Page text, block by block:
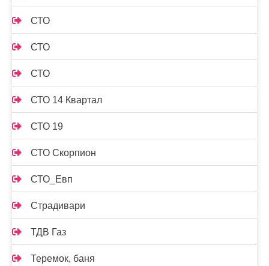
СТО
СТО
СТО
СТО 14 Квартал
СТО 19
СТО Скорпион
СТО_Евп
Страдивари
ТДВ Газ
Теремок, баня